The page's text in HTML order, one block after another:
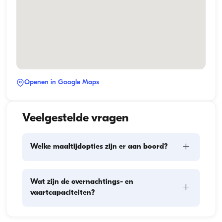
Openen in Google Maps
Veelgestelde vragen
Welke maaltijdopties zijn er aan boord? +
hoofdonderdelen: het inslaan van proviand en de
bereiding van de maaltijden. Gasten kunnen zelf de
Wat zijn de overnachtings- en
vaartcapaciteiten?
+